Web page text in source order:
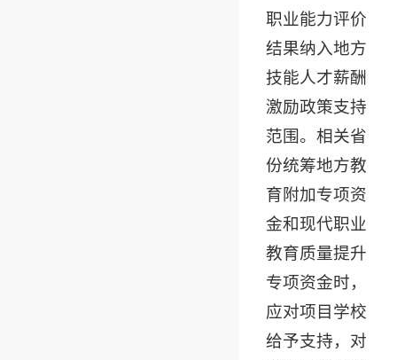
职业能力评价
结果纳入地方
技能人才薪酬
激励政策支持
范围。相关省
份统筹地方教
育附加专项资
金和现代职业
教育质量提升
专项资金时，
应对项目学校
给予支持，对